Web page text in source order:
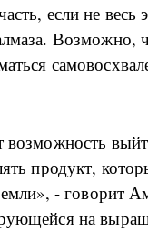
если не
Возможно,
возможность
продукт,
- говорит
на